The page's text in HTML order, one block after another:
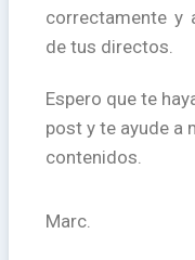
correctamente y
de tus directos.
Espero que te
post y te ayude a
contenidos.
Marc.